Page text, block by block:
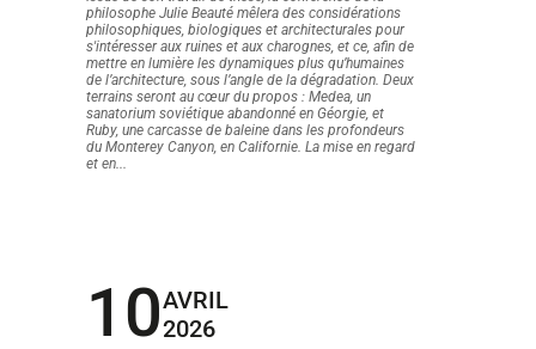
philosophe Julie Beauté mêlera des considérations
philosophiques, biologiques et architecturales pour
s'intéresser aux ruines et aux charognes, et ce, afin de
mettre en lumière les dynamiques plus qu’humaines
de l’architecture, sous l’angle de la dégradation. Deux
terrains seront au cœur du propos : Medea, un
sanatorium soviétique abandonné en Géorgie, et
Ruby, une carcasse de baleine dans les profondeurs
du Monterey Canyon, en Californie. La mise en regard
et en...
10AVRIL
2026